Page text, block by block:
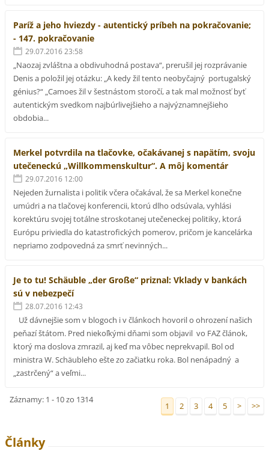
Paríž a jeho hviezdy - autentický príbeh na pokračovanie;
- 147. pokračovanie
29.07.2016 23:58
„Naozaj zvláštna a obdivuhodná postava“, prerušil jej rozprávanie
Denis a položil jej otázku: „A kedy žil tento neobyčajný portugalský
génius?“ „Camoes žil v šestnástom storočí, a tak mal možnosť byť
autentickým svedkom najbúrlivejšieho a najvýznamnejšieho
obdobia...
Merkel potvrdila na tlačovke, očakávanej s napätím, svoju
utečeneckú „Willkommenskultur“. A môj komentár
29.07.2016 12:00
Nejeden žurnalista i politik včera očakával, že sa Merkel konečne
umúdri a na tlačovej konferencii, ktorú dlho odsúvala, vyhlási
korektúru svojej totálne stroskotanej utečeneckej politiky, ktorá
Európu priviedla do katastrofických pomerov, pričom je kancelárka
nepriamo zodpovedná za smrť nevinných...
Je to tu! Schäuble „der Große“ priznal: Vklady v bankách
sú v nebezpečí
28.07.2016 12:43
Už dávnejšie som v blogoch i v článkoch hovoril o ohrození našich
peňazí štátom. Pred niekoľkými dňami som objavil vo FAZ článok,
ktorý ma doslova zmrazil, aj keď ma vôbec neprekvapil. Bol od
ministra W. Schäubleho ešte zo začiatku roka. Bol nenápadný a
„zastrčený“ a veľmi...
Záznamy: 1 - 10 zo 1314
1 2 3 4 5 > >>
Články